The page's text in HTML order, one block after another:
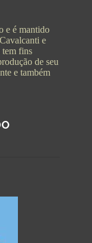
e é mantido
e
fins
de seu
e também